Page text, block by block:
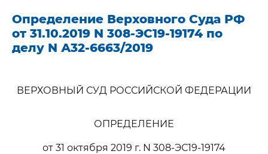
Определение Верховного Суда РФ
от 31.10.2019 N 308-ЭС19-19174 по
делу N А32-6663/2019
ВЕРХОВНЫЙ СУД РОССИЙСКОЙ ФЕДЕРАЦИИ
ОПРЕДЕЛЕНИЕ
от 31 октября 2019 г. N 308-ЭС19-19174